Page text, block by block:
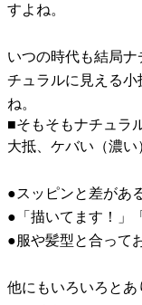
すよね。
いつの時代も結局
チュラルに見える
ね。
■そもそもナチュラ
大抵、ケバい（濃
●スッピンと差があ
●「描いてます！」
●服や髪型と合って
他にもいろいろと